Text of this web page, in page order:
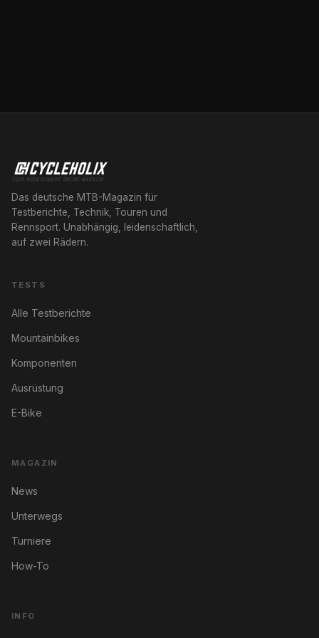
Das deutsche MTB-Magazin für
Testberichte, Technik, Touren und
Rennsport. Unabhängig, leidenschaftlich,
auf zwei Rädern.
TESTS
Alle Testberichte
Mountainbikes
Komponenten
Ausrüstung
E-Bike
MAGAZIN
News
Unterwegs
Turniere
How-To
INFO